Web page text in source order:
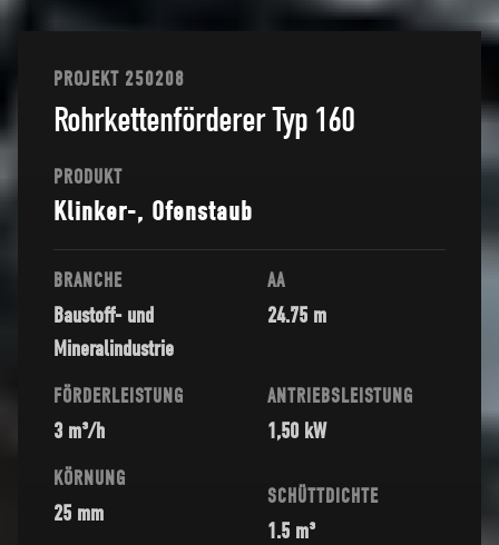
PROJEKT 250208
Rohrkettenförderer Typ 160
PRODUKT
Klinker-, Ofenstaub
BRANCHE
Baustoff- und
Mineralindustrie
AA
24.75 m
FÖRDERLEISTUNG
3 m³/h
ANTRIEBSLEISTUNG
1,50 kW
KÖRNUNG
25 mm
SCHÜTTDICHTE
1.5 m³